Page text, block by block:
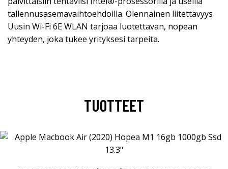
tallennusasemavaihtoehdoilla. Olennainen liitettävyys
Uusin Wi-Fi 6E WLAN tarjoaa luotettavan, nopean
yhteyden, joka tukee yrityksesi tarpeita.
TUOTTEET